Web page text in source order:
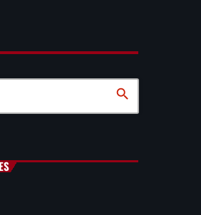
Latina expone planes de
search